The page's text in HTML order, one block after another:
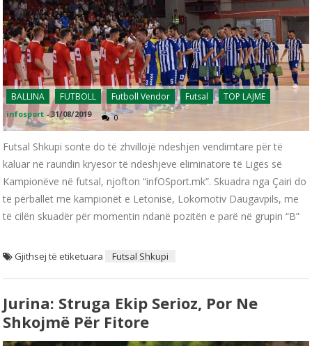
BALLINA FUTBOLL Futboll Vendor Futsal TOP LAJME
infosport -31/08/2019 0
Futsal Shkupi sonte do të zhvillojë ndeshjen vendimtare për të
kaluar në raundin kryesor të ndeshjeve eliminatore të Ligës së
Kampionëve në futsal, njofton “infOSport.mk”. Skuadra nga Çairi do
të përballet me kampionët e Letonisë, Lokomotiv Daugavpils, me
të cilën skuadër për momentin ndanë pozitën e parë në grupin “B”
Gjithsej të etiketuara Futsal Shkupi
Jurina: Struga Ekip Serioz, Por Ne
Shkojmë Për Fitore